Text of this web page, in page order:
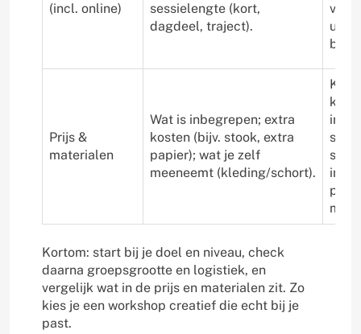
(incl. online)
sessielengte (kort,
dagdeel, traject).
voor
Prijs &
materialen
Wat is inbegrepen; extra
kosten (bijv. stook, extra
papier); wat je zelf
meeneemt (kleding/schort).
klei/
Kortom: start bij je doel en niveau, check
daarna groepsgrootte en logistiek, en
vergelijk wat in de prijs en materialen zit. Zo
kies je een workshop creatief die echt bij je
past.